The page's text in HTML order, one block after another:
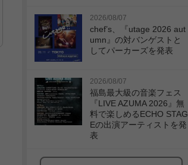
2026/08/07
chef’s、『utage 2026 aut
umn』の対バンゲストと
してパーカーズを発表
2026/08/07
福島最大級の音楽フェス
『LIVE AZUMA 2026』無
料で楽しめるECHO STAG
Eの出演アーティストを発
表